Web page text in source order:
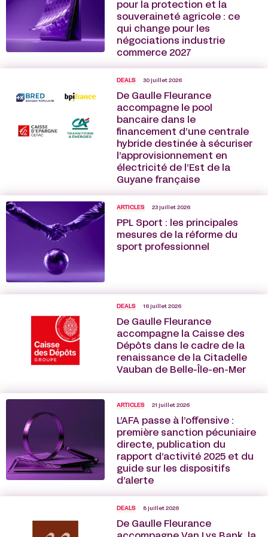
pour la protection et la
souveraineté agricole : ce
qui change pour les
négociations industrie
commerce 2027
DEALS 30 juillet 2026
De Gaulle Fleurance
accompagne le pool
bancaire dans le
financement d’une centrale
hybride destinée à sécuriser
l’approvisionnement en
électricité de l’Est de la
Guyane française
ARTICLES 23 juillet 2026
PPL Sport : les principales
mesures de la réforme du
sport professionnel
DEALS 16 juillet 2026
De Gaulle Fleurance
accompagne la Caisse des
Dépôts dans le cadre de la
renaissance de la Citadelle
Vauban de Belle-Île-en-Mer
ARTICLES 21 juillet 2026
L’AFA passe à l’offensive :
première sanction pécuniaire
directe, publication du
rapport d’activité 2025 et du
guide sur les dispositifs
d’alerte
DEALS 8 juillet 2026
De Gaulle Fleurance